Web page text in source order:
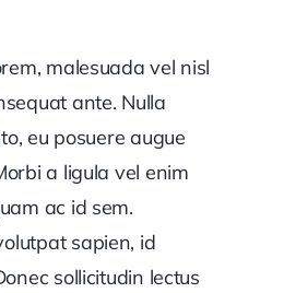
malesuada vel nisl
ante. Nulla
eu posuere augue
a ligula vel enim
ac id sem.
sapien, id
sollicitudin lectus